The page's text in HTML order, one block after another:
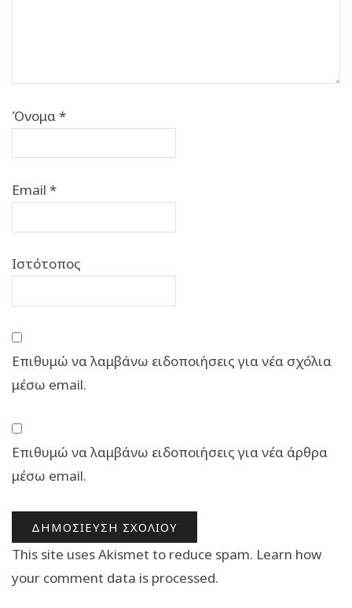
Όνομα*
Email *
Ιστότοπος
Επιθυμώ να λαμβάνω ειδοποιήσεις για νέα σχόλια
μέσω email.
Επιθυμώ να λαμβάνω ειδοποιήσεις για νέα άρθρα
μέσω email.
This site uses Akismet to reduce spam. Learn how
your comment data is processed.